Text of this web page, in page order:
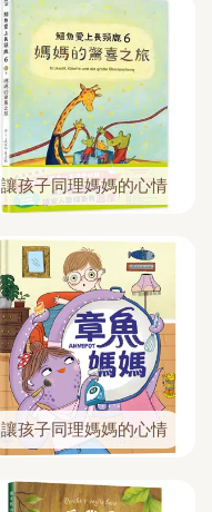
讓孩子同理媽媽的心情
讓孩子同理媽媽的心情